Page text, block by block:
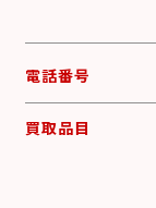
電話番号
買取品目